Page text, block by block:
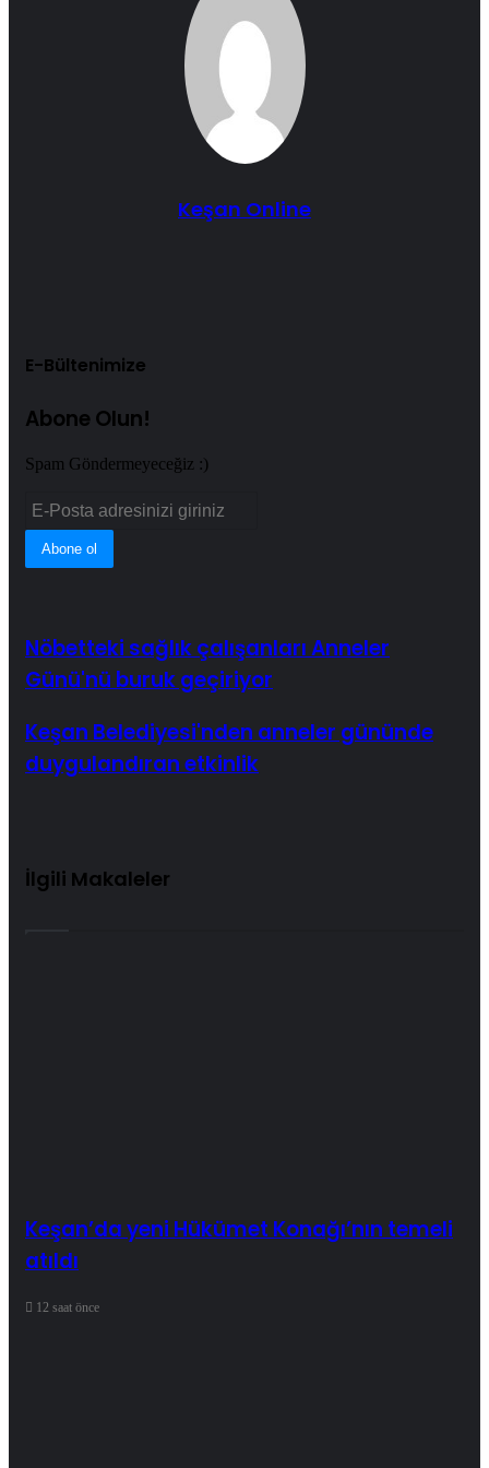
Keşan Online
E-Bültenimize
Abone Olun!
Spam Göndermeyeceğiz :)
E-
Posta
adresinizi
giriniz
Nöbetteki sağlık çalışanları Anneler
Günü'nü buruk geçiriyor
Keşan Belediyesi'nden anneler gününde
duygulandıran etkinlik
İlgili Makaleler
Keşan’da yeni Hükümet Konağı’nın temeli
atıldı
12 saat önce